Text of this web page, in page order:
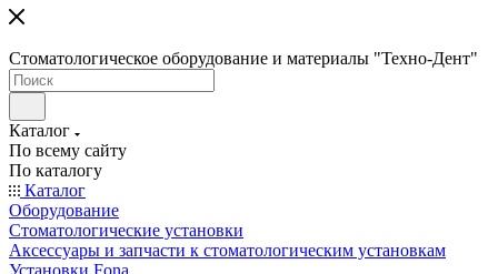
Стоматологическое оборудование и материалы "Техно-Дент"
Каталог
По всему сайту
По каталогу
Каталог
Оборудование
Стоматологические установки
Аксессуары и запчасти к стоматологическим установкам
Установки Fona